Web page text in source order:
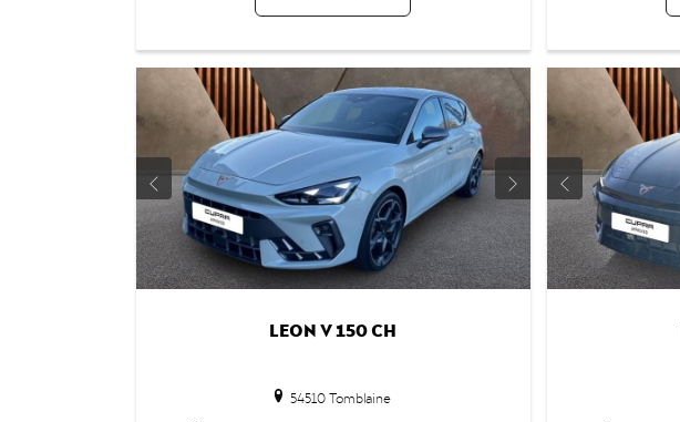
LEON V 150 CH
54510 Tomblaine